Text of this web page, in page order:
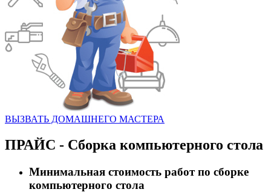
ВЫЗВАТЬ ДОМАШНЕГО МАСТЕРА
ПРАЙС - Сборка компьютерного стола
Минимальная стоимость работ по сборке
компьютерного стола